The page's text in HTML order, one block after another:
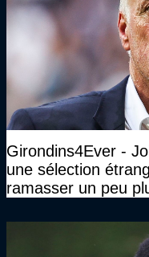
Girondins4Ever -
une sélection
ramasser un peu